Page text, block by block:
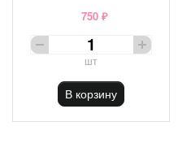
750 ₽
шт
В корзину